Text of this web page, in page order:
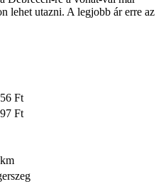
lehet utazni. A legjobb ár erre az
Ft
Ft